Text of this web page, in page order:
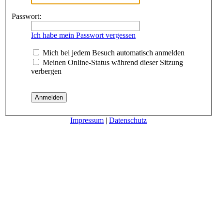
Passwort:
Ich habe mein Passwort vergessen
Mich bei jedem Besuch automatisch anmelden
Meinen Online-Status während dieser Sitzung
verbergen
Impressum | Datenschutz